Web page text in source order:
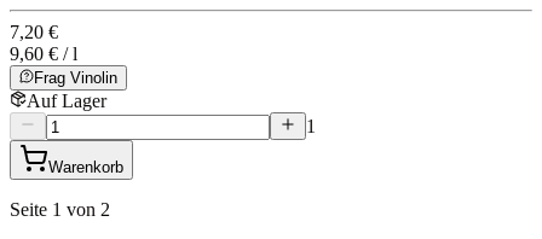
7,20 €
9,60 € / l
Frag Vinolin
Auf Lager
1
Warenkorb
Seite 1 von 2